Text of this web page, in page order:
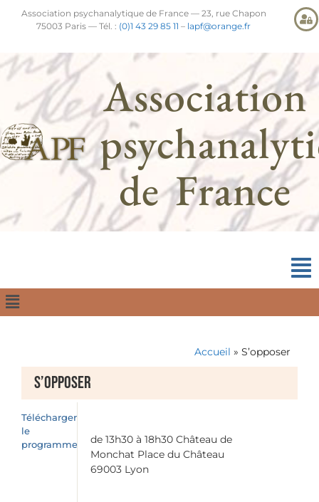
Association psychanalytique de France — 23, rue Chapon
75003 Paris — Tél. : (0)1 43 29 85 11 – lapf@orange.fr
Association
de France
Accueil » S’opposer
S’opposer
Télécharger
le
programme
de 13h30 à 18h30 Château de
Monchat Place du Château
69003 Lyon